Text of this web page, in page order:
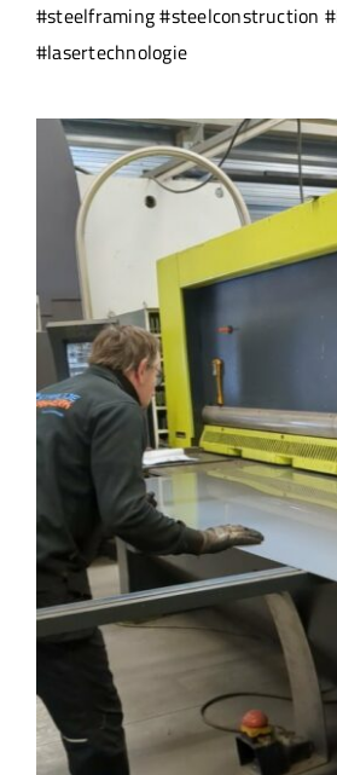
#steelframing #steelconstruction
#lasertechnologie